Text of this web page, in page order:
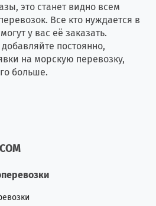
это станет видно всем
Все кто нуждается в
у вас её заказать.
постоянно,
на морскую перевозку,
больше.